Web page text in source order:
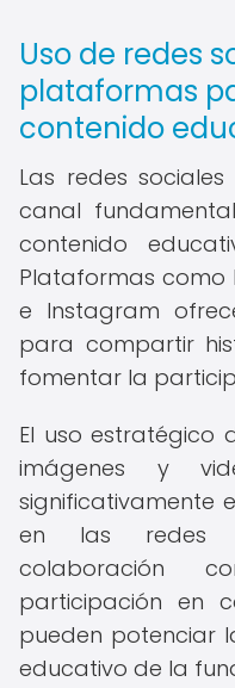
Uso de redes
plataformas
contenido
Las redes
canal
contenido
Plataformas como
e Instagram
para compartir
fomentar la
El uso estratégico
imágenes y
significativamente
en las redes
colaboración
participación en
pueden potenciar
educativo de la